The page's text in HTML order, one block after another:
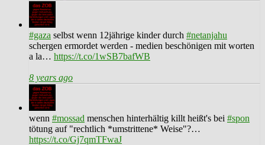
#gaza selbst wenn 12jährige kinder durch #netanjahu
schergen ermordet werden - medien beschönigen mit worten
a la… https://t.co/1wSB7bafWB
8 years ago
wenn #mossad menschen hinterhältig killt heißt's bei #spon
tötung auf "rechtlich *umstrittene* Weise"?…
https://t.co/Gj7qmTFwaJ